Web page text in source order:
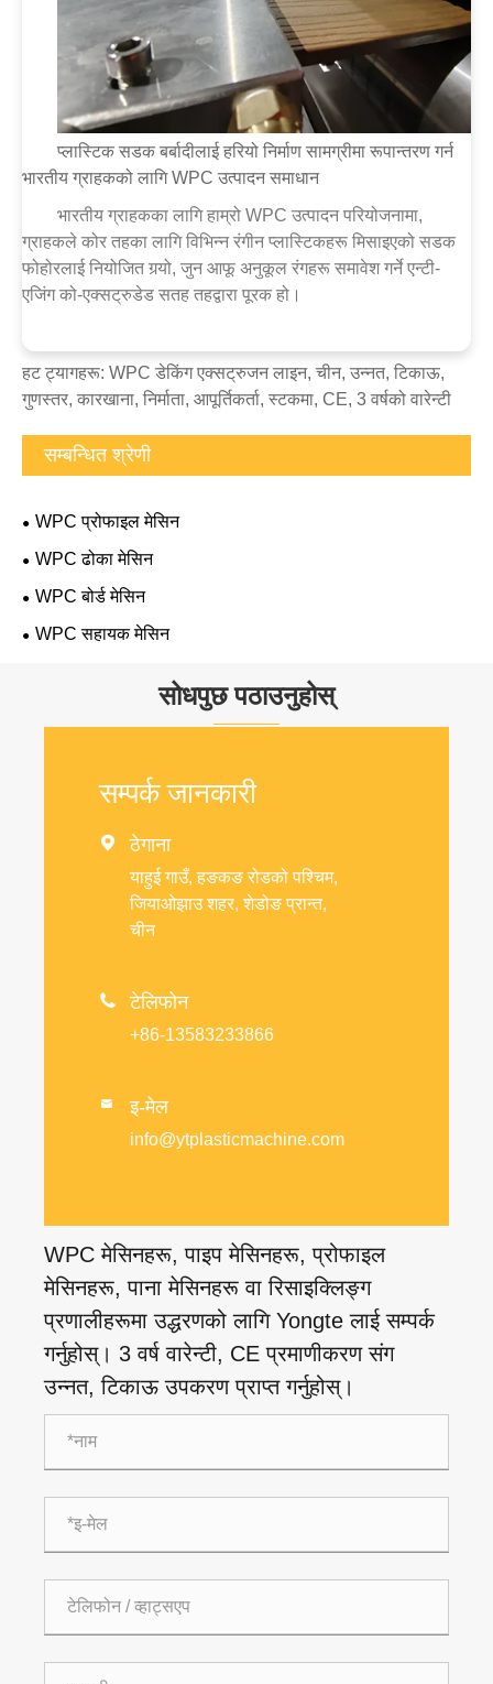
प्लास्टिक सडक बर्बादीलाई हरियो निर्माण सामग्रीमा रूपान्तरण गर्न
भारतीय ग्राहकको लागि WPC उत्पादन समाधान
भारतीय ग्राहकका लागि हाम्रो WPC उत्पादन परियोजनामा,
ग्राहकले कोर तहका लागि विभिन्न रंगीन प्लास्टिकहरू मिसाइएको सडक
फोहोरलाई नियोजित गर्‍यो, जुन आफू अनुकूल रंगहरू समावेश गर्ने एन्टी-
एजिंग को-एक्सट्रुडेड सतह तहद्वारा पूरक हो।
हट ट्यागहरू: WPC डेकिंग एक्सट्रुजन लाइन, चीन, उन्नत, टिकाऊ,
गुणस्तर, कारखाना, निर्माता, आपूर्तिकर्ता, स्टकमा, CE, 3 वर्षको वारेन्टी
सम्बन्धित श्रेणी
WPC प्रोफाइल मेसिन
WPC ढोका मेसिन
WPC बोर्ड मेसिन
WPC सहायक मेसिन
सोधपुछ पठाउनुहोस्
सम्पर्क जानकारी
 ठेगाना
याहुई गाउँ, हङकङ रोडको पश्चिम,
जियाओझाउ शहर, शेडोङ प्रान्त,
चीन
 टेलिफोन
+86-13583233866
 इ-मेल
info@ytplasticmachine.com
WPC मेसिनहरू, पाइप मेसिनहरू, प्रोफाइल
मेसिनहरू, पाना मेसिनहरू वा रिसाइक्लिङ्ग
प्रणालीहरूमा उद्धरणको लागि Yongte लाई सम्पर्क
गर्नुहोस्। 3 वर्ष वारेन्टी, CE प्रमाणीकरण संग
उन्नत, टिकाऊ उपकरण प्राप्त गर्नुहोस्।